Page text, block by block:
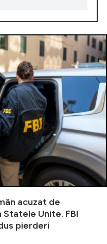
acuzat de
Unite. FBI
pierderi